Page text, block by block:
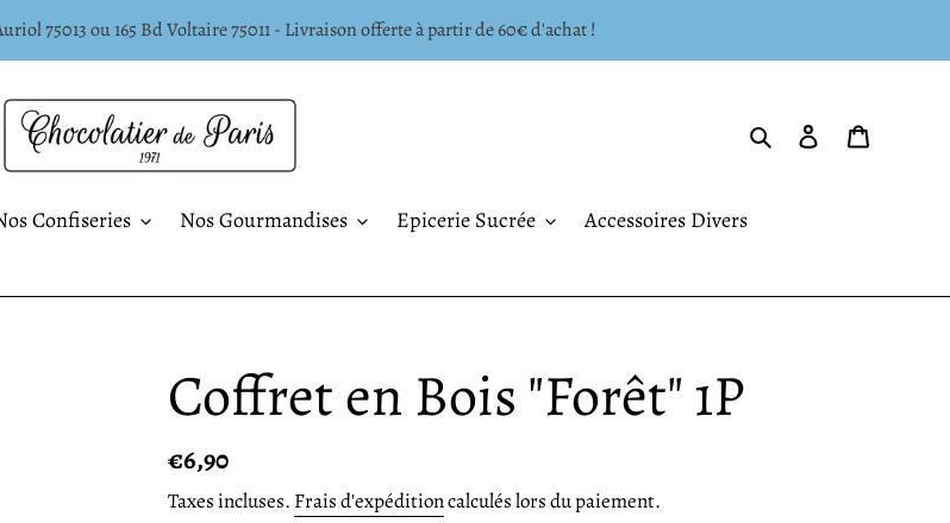
75013 ou 165 Bd Voltaire 75011 - Livraison offerte à partir de 60€ d'achat !
RechercherSe connecter
Confiseries Nos Gourmandises Epicerie Sucrée Accessoires Divers
Coffret en Bois "Forêt" 1P
Prix
normal
€6,90
Taxes incluses. Frais d'expéditioncalculés lors du paiement.